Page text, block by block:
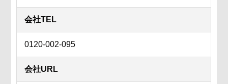
会社TEL
0120-002-095
会社URL